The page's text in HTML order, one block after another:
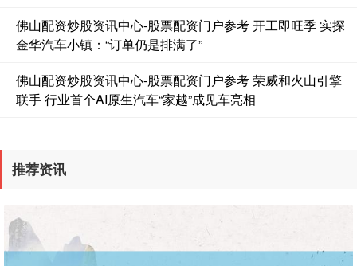
佛山配资炒股资讯中心-股票配资门户参考 开工即旺季 实探
金华汽车小镇：“订单仍是排满了”
佛山配资炒股资讯中心-股票配资门户参考 荣威和火山引擎
联手 行业首个AI原生汽车“家越”成见车亮相
推荐资讯